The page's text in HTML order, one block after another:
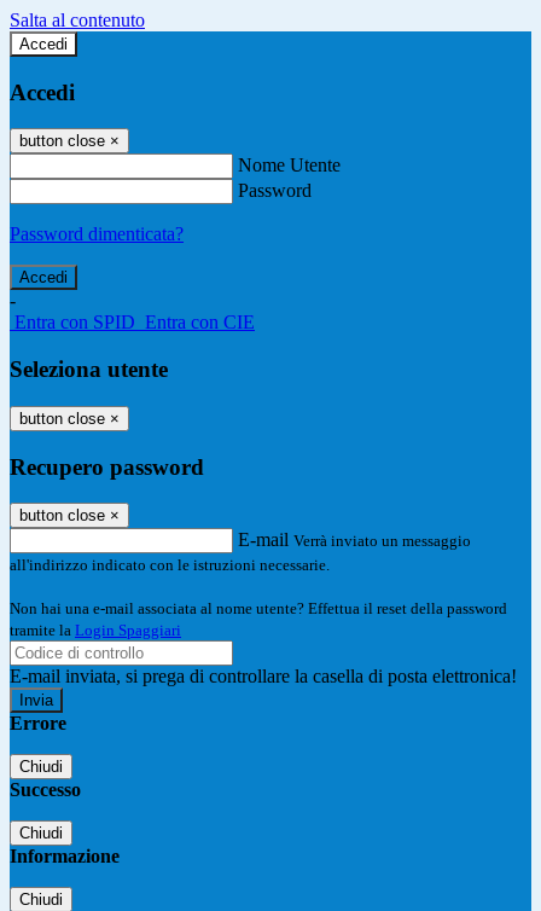
Salta al contenuto
Accedi
Accedi
button close ×
Nome Utente
Password
Password dimenticata?
-
Entra con SPID Entra con CIE
Seleziona utente
button close ×
Recupero password
button close ×
E-mail Verrà inviato un messaggio
all'indirizzo indicato con le istruzioni necessarie.
Non hai una e-mail associata al nome utente? Effettua il reset della password
tramite la Login Spaggiari
E-mail inviata, si prega di controllare la casella di posta elettronica!
Errore
Chiudi
Successo
Chiudi
Informazione
Chiudi